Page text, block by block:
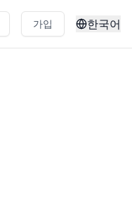
가입 한국어